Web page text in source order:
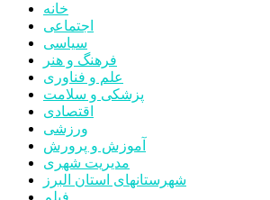
خانه
اجتماعی
سیاسی
فرهنگ و هنر
علم و فناوری
پزشکی و سلامت
اقتصادی
ورزشی
آموزش و پرورش
مدیریت شهری
شهرستانهای استان البرز